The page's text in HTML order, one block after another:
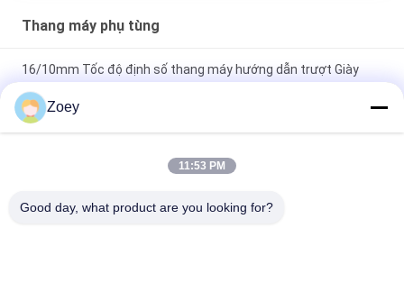
Thang máy phụ tùng
16/10mm Tốc độ định số thang máy hướng dẫn trượt Giày
nâng bộ phận
Giày hướng dẫn trượt Phần phụ tùng thang máy bền và ma sát
dẫn 9mm/10mm/16mm
Zoey
11:53 PM
Good day, what product are you looking for?